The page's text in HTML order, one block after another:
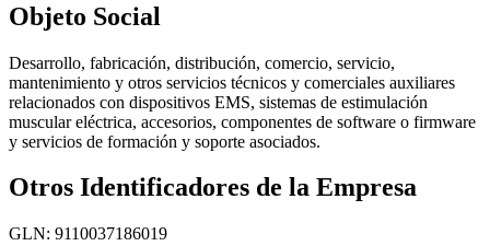
Objeto Social
Desarrollo, fabricación, distribución, comercio, servicio,
mantenimiento y otros servicios técnicos y comerciales auxiliares
relacionados con dispositivos EMS, sistemas de estimulación
muscular eléctrica, accesorios, componentes de software o firmware
y servicios de formación y soporte asociados.
Otros Identificadores de la Empresa
GLN: 9110037186019